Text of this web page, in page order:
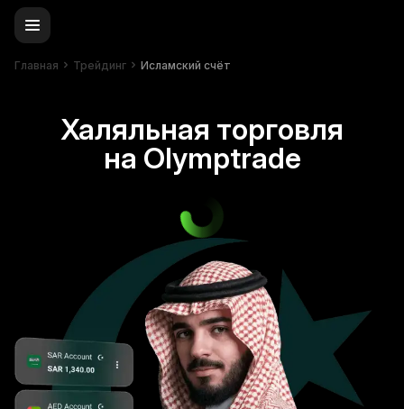
Главная Трейдинг Исламский счёт
Халяльная торговля
на Olymptrade